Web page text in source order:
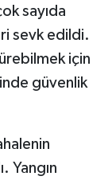
sayıda
sevk edildi.
için
güvenlik
Yangın